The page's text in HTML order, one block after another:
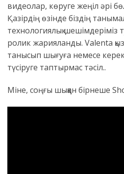
видеолар, көруге жеңіл әрі
Қазірдің өзінде біздің
технологиялық шешімдеріміз
ролик жарияланды. Valenta
танысып шығуға немесе
түсіруге таптырмас тәсіл..
Міне, соңғы шыққан бірнеше